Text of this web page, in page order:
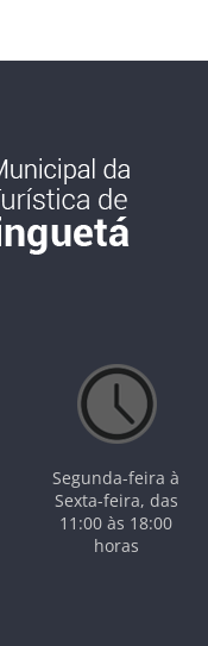
Segunda-feira à
Sexta-feira, das
11:00 às 18:00
horas